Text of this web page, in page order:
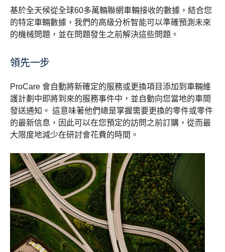
基於全天候從全球60多萬輛聯網車輛接收的數據，結合您
的特定車輛數據，我們的高級分析智能可以準確預測未來
的機械問題，並在問題發生之前解決這些問題。
領先一步
ProCare 會自動將新確定的服務或更換項目添加到車輛維
護計劃中即將到來的服務事件中，並自動向您當地的車間
發送通知。 這意味著他們總是掌握需要更換的零件或零件
的最新信息，因此可以在您預定的訪問之前訂購，從而最
大限度地減少在研討會花費的時間。